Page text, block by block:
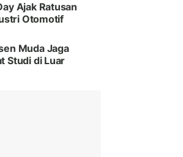
Ajak Ratusan
Otomotif
Muda Jaga
Studi di Luar